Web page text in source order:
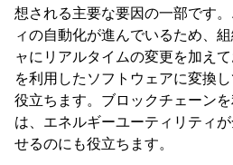
想される主要な要因の一部です
ィの自動化が進んでいるため、
ャにリアルタイムの変更を加え
を利用したソフトウェアに変換
役立ちます。ブロックチェーン
は、エネルギーユーティリティ
せるのにも役立ちます。